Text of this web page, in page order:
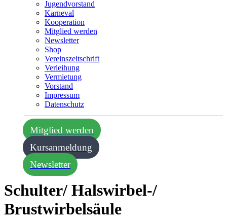
Jugendvorstand
Karneval
Kooperation
Mitglied werden
Newsletter
Shop
Vereins­zeitschrift
Verleihung
Vermietung
Vorstand
Impressum
Datenschutz­
Mitglied werden
Kursanmeldung
Newsletter
Schulter/ Halswirbel-/
Brustwirbelsäule